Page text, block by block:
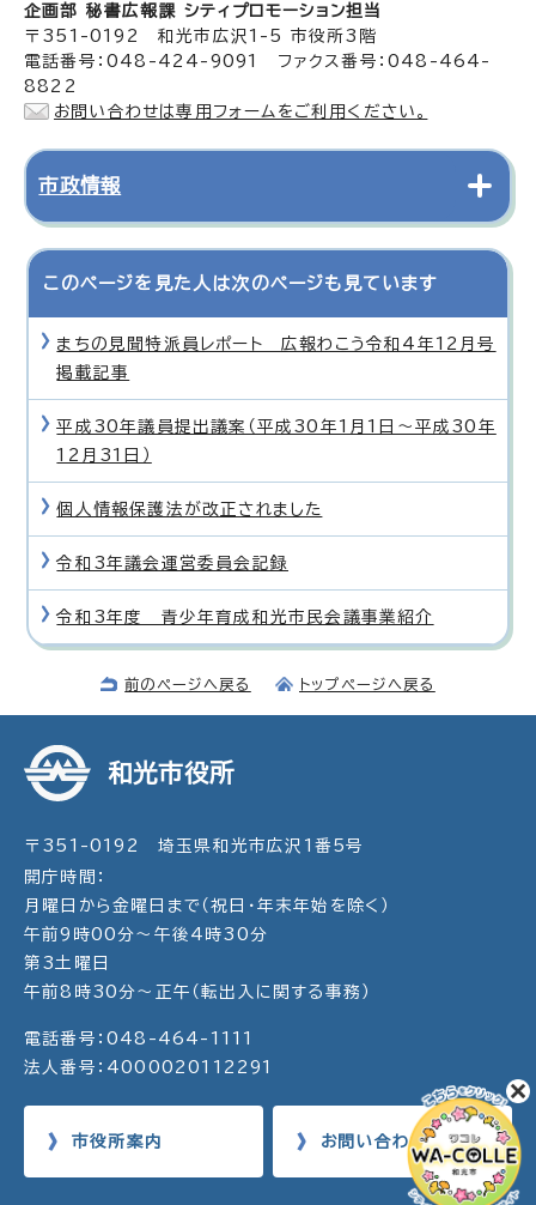
企画部 秘書広報課 シティプロモーション担当
〒351-0192 和光市広沢1-5 市役所3階
電話番号：048-424-9091 ファクス番号：048-464-
8822
お問い合わせは専用フォームをご利用ください。
市政情報
このページを見た人は次のページも見ています
まちの見聞特派員レポート 広報わこう令和4年12月号
掲載記事
平成30年議員提出議案（平成30年1月1日〜平成30年
12月31日）
個人情報保護法が改正されました
令和3年議会運営委員会記録
令和3年度 青少年育成和光市民会議事業紹介
前のページへ戻る トップページへ戻る
和光市役所
〒351-0192 埼玉県和光市広沢1番5号
開庁時間：
月曜日から金曜日まで（祝日・年末年始を除く）
午前9時00分～午後4時30分
第3土曜日
午前8時30分～正午（転出入に関する事務）
電話番号：048-464-1111
法人番号：4000020112291
市役所案内 お問い合わせ